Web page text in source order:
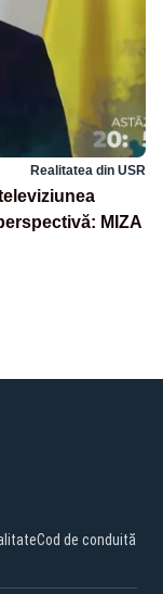
Realitatea din USR
MIZA
Cod de conduită